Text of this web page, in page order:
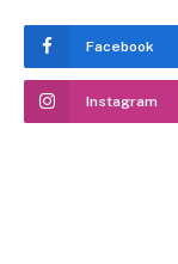
Facebook
Instagram